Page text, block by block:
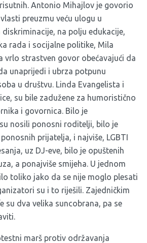
Antonio Mihajlov je govorio
preuzmu veću ulogu u
diskriminacije, na polju edukacije,
rada i socijalne politike, Mila
vrlo strastven govor obećavajući da
unaprijedi i ubrza potpunu
u društvu. Linda Evangelista i
su bile zadužene za humoristično
i govornica. Bilo je
nosili ponosni roditelji, bilo je
prijatelja, i najviše, LGBTI
uz DJ-eve, bilo je opuštenih
a ponajviše smijeha. U jednom
toliko jako da se nije moglo plesati
su i to riješili. Zajedničkim
su dva velika suncobrana, pa se
marš protiv održavanja